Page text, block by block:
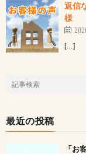
返信
様
[…]
最近の投稿
「お